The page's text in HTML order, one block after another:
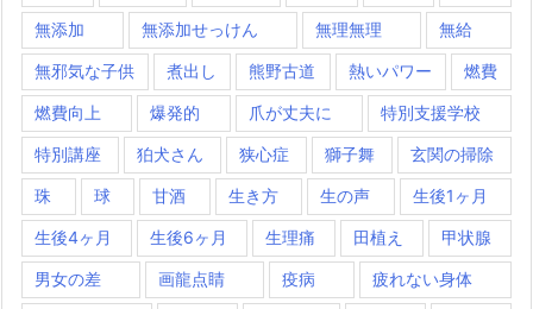
無添加 無添加せっけん 無理無理 無給
無邪気な子供 煮出し 熊野古道 熱いパワー 燃費
燃費向上 爆発的 爪が丈夫に 特別支援学校
特別講座 狛犬さん 狭心症 獅子舞 玄関の掃除
珠 球 甘酒 生き方 生の声 生後1ヶ月
生後4ヶ月 生後6ヶ月 生理痛 田植え 甲状腺
男女の差 画龍点睛 疫病 疲れない身体